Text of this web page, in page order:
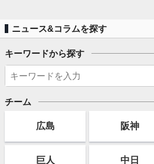
ニュース&コラムを探す
キーワードから探す
チーム
広島 阪神
巨人 中日